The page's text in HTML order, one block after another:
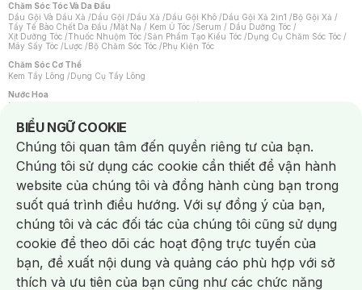
Chăm Sóc Tóc Và Da Đầu
Dầu Gội Và Dầu Xả /Dầu Gội /Dầu Xả /Dầu Gội Khô /Dầu Gội Xả 2in1 /Bộ Gội Xả /
Tẩy Tế Bào Chết Da Đầu /Mặt Nạ / Kem Ủ Tóc /Serum / Dầu Dưỡng Tóc /
Xịt Dưỡng Tóc /Thuốc Nhuộm Tóc /Sản Phẩm Tạo Kiểu Tóc /Dụng Cụ Chăm Sóc Tóc /
Máy Sấy Tóc /Lược /Bộ Chăm Sóc Tóc /Phụ Kiện Tóc
Chăm Sóc Cơ Thể
Kem Tẩy Lông /Dụng Cụ Tẩy Lông
Nước Hoa
Nước Hoa Nữ
Chăm Sóc Cá Nhân
Chống Muỗi /Khẩu Trang /Máy Massage/Mặt Nạ Xông Hơi /Nước Rửa Tay/
Sản Phẩm Chăm Sóc Khác /Bàn Chải Đánh Răng /Bàn Chải Điện/
Hỗ Trợ Trắng Răng/Kem Đánh Răng /Máy Tăm Nước/ Nước Súc Miệng/
Tăm / Chỉ Nha Khoa/ Xịt Thơm Miệng / Dung Dịch Vệ Sinh/Dưỡng Vùng Kín/
Khăn Ướt Vệ Sinh Vùng Kín/Băng Vệ Sinh/Tampon/Bọt Cạo Râu /Dao Cạo Râu/
Máy Cạo Râu
Vấn Đề Về Da
Da Dầu / Lỗ Chân Lông To/ Da Khô / Mất Nước/ Da Lão Hóa/ Da Mụn/
Da Nhạy Cảm / Kích Ứng
Da Xỉn Màu Thâm / Nám / Tàn Nhang
Quầng Thâm & Bọng Mắt /Sẹo /Viêm Da Cơ Địa
Dụng Cụ / Phụ Kiện Chăm Sóc Da
Bông Tẩy Trang
Khăn Lau Mặt Khô Dụng Cụ / Máy Rửa Mặt Máy Chăm Sóc Da
Dụng Cụ Chăm Sóc Khác
BIỂU NGỮ COOKIE
Notice about cookies usage
Chúng tôi quan tâm đến quyền riêng tư của bạn.
Chúng tôi sử dụng các cookie cần thiết để vận hành
website của chúng tôi và đồng hành cùng bạn trong
suốt quá trình điều hướng. Với sự đồng ý của bạn,
chúng tôi và các đối tác của chúng tôi cũng sử dụng
cookie để theo dõi các hoạt động trực tuyến của
bạn, đề xuất nội dung và quảng cáo phù hợp với sở
thích và ưu tiên của bạn cũng như các chức năng